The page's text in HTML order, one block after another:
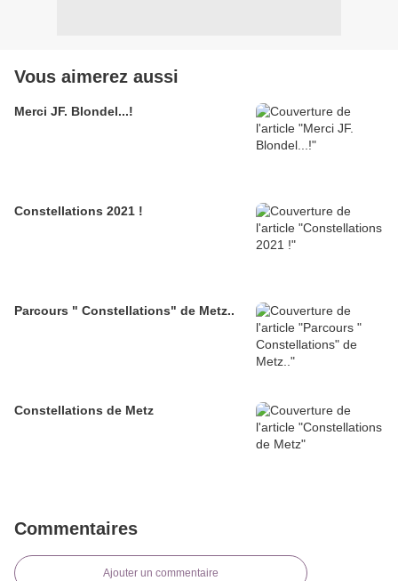
Vous aimerez aussi
Merci JF. Blondel...!
Constellations 2021 !
Parcours " Constellations" de Metz..
Constellations de Metz
Commentaires
Ajouter un commentaire